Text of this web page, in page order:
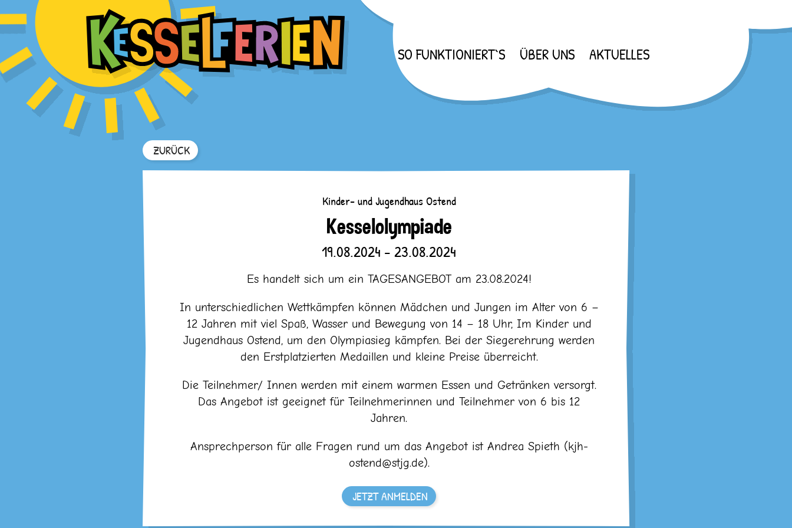
SO FUNKTIONIERT`S ÜBER UNS AKTUELLES
ZURÜCK
Kinder- und Jugendhaus Ostend
Kesselolympiade
19.08.2024 - 23.08.2024
Es handelt sich um ein TAGESANGEBOT am 23.08.2024!
In unterschiedlichen Wettkämpfen können Mädchen und Jungen im Alter von 6 –
12 Jahren mit viel Spaß, Wasser und Bewegung von 14 – 18 Uhr, Im Kinder und
Jugendhaus Ostend, um den Olympiasieg kämpfen. Bei der Siegerehrung werden
den Erstplatzierten Medaillen und kleine Preise überreicht.
Die Teilnehmer/ Innen werden mit einem warmen Essen und Getränken versorgt.
Das Angebot ist geeignet für Teilnehmerinnen und Teilnehmer von 6 bis 12
Jahren.
Ansprechperson für alle Fragen rund um das Angebot ist Andrea Spieth (kjh-
ostend@stjg.de).
JETZT ANMELDEN